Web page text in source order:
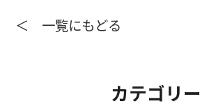
＜ 一覧にもどる
カテゴリー